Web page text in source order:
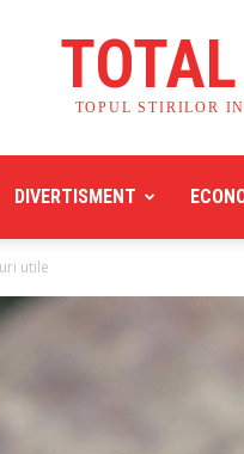
TOPUL STIRILOR
DIVERTISMENT
utile